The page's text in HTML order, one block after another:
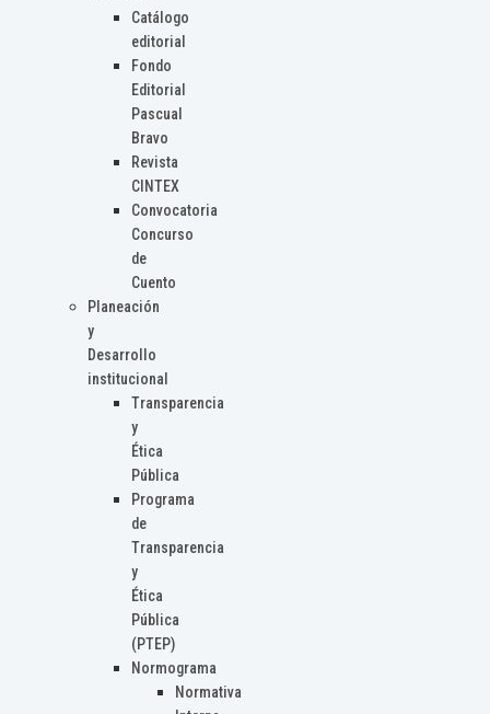
Catálogo
editorial
Fondo
Editorial
Pascual
Bravo
Revista
CINTEX
Convocatoria
Concurso
de
Cuento
Planeación
y
Desarrollo
institucional
Transparencia
y
Ética
Pública
Programa
de
Transparencia
y
Ética
Pública
(PTEP)
Normograma
Normativa